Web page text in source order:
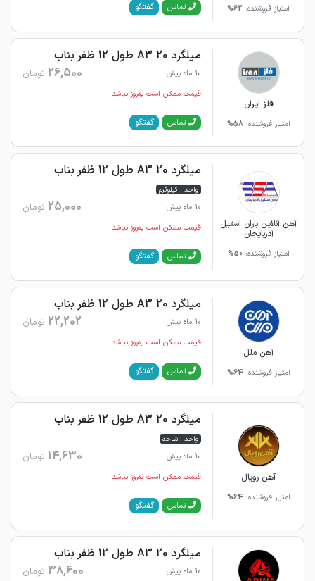
امتیاز فروشنده: 62% تماس گفتگو
فلز ایران
امتیاز فروشنده: 58%
میلگرد 20 A3 طول 12 ظفر بناب
10 ماه پیش 26,500 تومان
قیمت ممکن است به‌روز نباشد
تماس گفتگو
آهن آنلاین باران استیل
آذربایجان‌
امتیاز فروشنده: 50%
میلگرد 20 A3 طول 12 ظفر بناب
واحد : کیلوگرم
10 ماه پیش
25,000 تومان
قیمت ممکن است به‌روز نباشد
تماس گفتگو
آهن ملل
امتیاز فروشنده:64%
میلگرد 20 A3 طول 12 ظفر بناب
10 ماه پیش 22,202 تومان
قیمت ممکن است به‌روز نباشد
تماس گفتگو
آهن رویال
امتیاز فروشنده:64%
میلگرد 20 A3 طول 12 ظفر بناب
واحد : شاخه
10 ماه پیش
14,630 تومان
قیمت ممکن است به‌روز نباشد
تماس گفتگو
میلگرد 20 A3 طول 12 ظفر بناب
10 ماه پیش 38,600 تومان